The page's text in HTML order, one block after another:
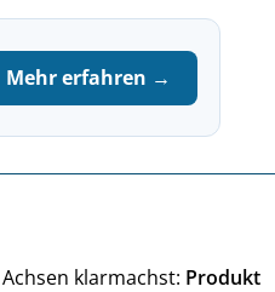
Mehr erfahren →
klarmachst: Produkt